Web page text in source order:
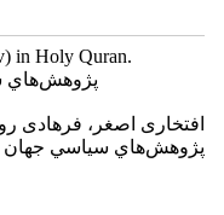
in Holy Quran.
پژوهش‌هاي سياسي
افتخاری اصغر، فرهادی
پژوهش‌هاي سياسي جهان اسلام. ۱۳۹۱; ۲ (۲)